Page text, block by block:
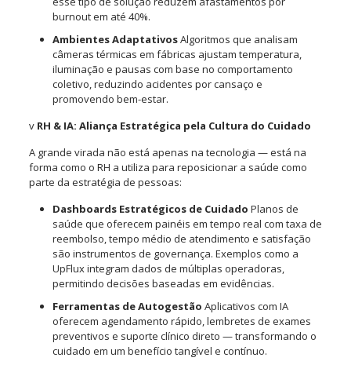
burnout em até 40%.
Ambientes AdaptativosAlgoritmos que analisam
câmeras térmicas em fábricas ajustam temperatura,
iluminação e pausas com base no comportamento
coletivo, reduzindo acidentes por cansaço e
promovendo bem-estar.
v RH & IA: Aliança Estratégica pela Cultura do Cuidado
A grande virada não está apenas na tecnologia — está na
forma como o RH a utiliza para reposicionar a saúde como
parte da estratégia de pessoas:
Dashboards Estratégicos de Cuidado Planos de
saúde que oferecem painéis em tempo real com taxa de
reembolso, tempo médio de atendimento e satisfação
são instrumentos de governança. Exemplos como a
UpFlux integram dados de múltiplas operadoras,
permitindo decisões baseadas em evidências.
Ferramentas de Autogestão Aplicativos com IA
oferecem agendamento rápido, lembretes de exames
preventivos e suporte clínico direto — transformando o
cuidado em um benefício tangível e contínuo.